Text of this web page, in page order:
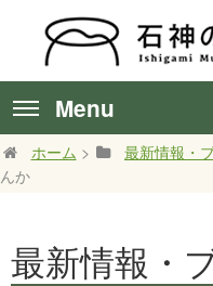
Menu
ホーム > 最新情報・
んか
最新情報・